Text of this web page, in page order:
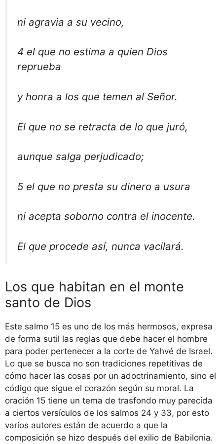
ni agravia a su vecino,
4 el que no estima a quien Dios
reprueba
y honra a los que temen al Señor.
El que no se retracta de lo que juró,
aunque salga perjudicado;
5 el que no presta su dinero a usura
ni acepta soborno contra el inocente.
El que procede así, nunca vacilará.
Los que habitan en el monte
santo de Dios
Este salmo 15 es uno de los más hermosos, expresa
de forma sutil las reglas que debe hacer el hombre
para poder pertenecer a la corte de Yahvé de Israel.
Lo que se busca no son tradiciones repetitivas de
cómo hacer las cosas por un adoctrinamiento, sino el
código que sigue el corazón según su moral. La
oración 15 tiene un tema de trasfondo muy parecida
a ciertos versículos de los salmos 24 y 33, por esto
varios autores están de acuerdo a que la
composición se hizo después del exilio de Babilonia.